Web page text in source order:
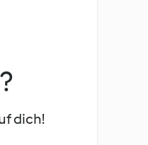
dich!